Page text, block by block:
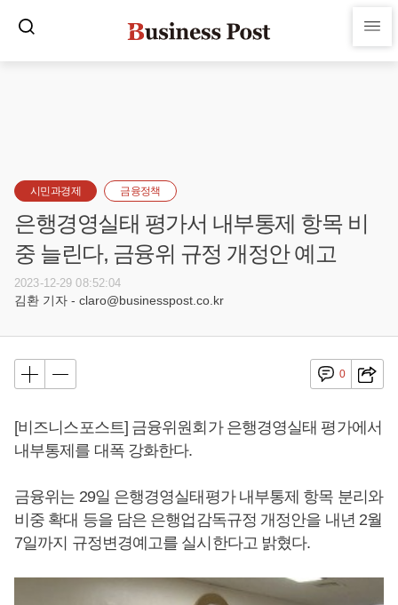
시민과경제 금융정책
은행경영실태 평가서 내부통제 항목 비
중 늘린다, 금융위 규정 개정안 예고
2023-12-29 08:52:04
김환 기자 - claro@businesspost.co.kr
0
[비즈니스포스트] 금융위원회가 은행경영실태 평가에서
내부통제를 대폭 강화한다.
금융위는 29일 은행경영실태평가 내부통제 항목 분리와
비중 확대 등을 담은 은행업감독규정 개정안을 내년 2월
7일까지 규정변경예고를 실시한다고 밝혔다.